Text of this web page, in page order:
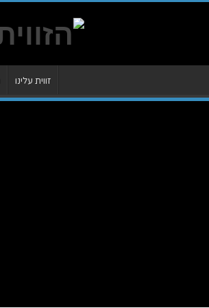
זווית עלינו